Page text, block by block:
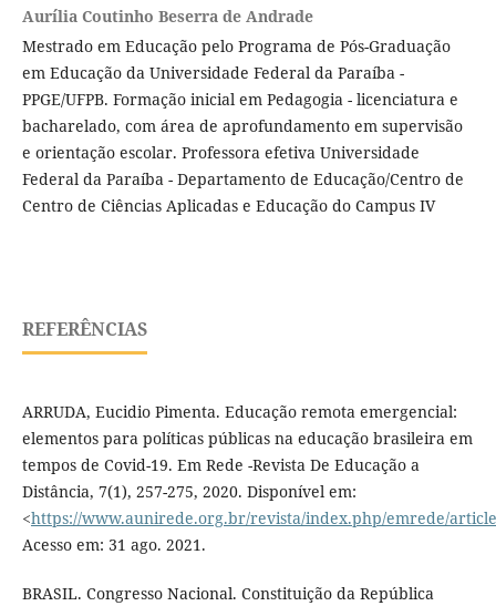
Aurília Coutinho Beserra de Andrade
Mestrado em Educação pelo Programa de Pós-Graduação
em Educação da Universidade Federal da Paraíba -
PPGE/UFPB. Formação inicial em Pedagogia - licenciatura e
bacharelado, com área de aprofundamento em supervisão
e orientação escolar. Professora efetiva Universidade
Federal da Paraíba - Departamento de Educação/Centro de
Centro de Ciências Aplicadas e Educação do Campus IV
REFERÊNCIAS
ARRUDA, Eucidio Pimenta. Educação remota emergencial:
elementos para políticas públicas na educação brasileira em
tempos de Covid-19. Em Rede -Revista De Educação a
Distância, 7(1), 257-275, 2020. Disponível em:
<https://www.aunirede.org.br/revista/index.php/emrede/
Acesso em: 31 ago. 2021.
BRASIL. Congresso Nacional. Constituição da República